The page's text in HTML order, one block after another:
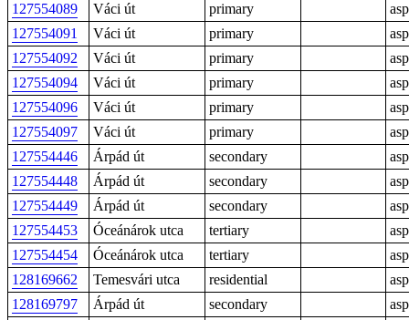
127554089
Váci út primary
127554091
Váci út primary
127554092
Váci út primary
127554094
Váci út primary
127554096
Váci út primary
127554097
Váci út primary
127554446
Árpád út secondary
127554448
Árpád út secondary
127554449
Árpád út secondary
127554453
Óceánárok utca tertiary
127554454
Óceánárok utca tertiary
128169662
Temesvári utca residential
128169797
Árpád út secondary